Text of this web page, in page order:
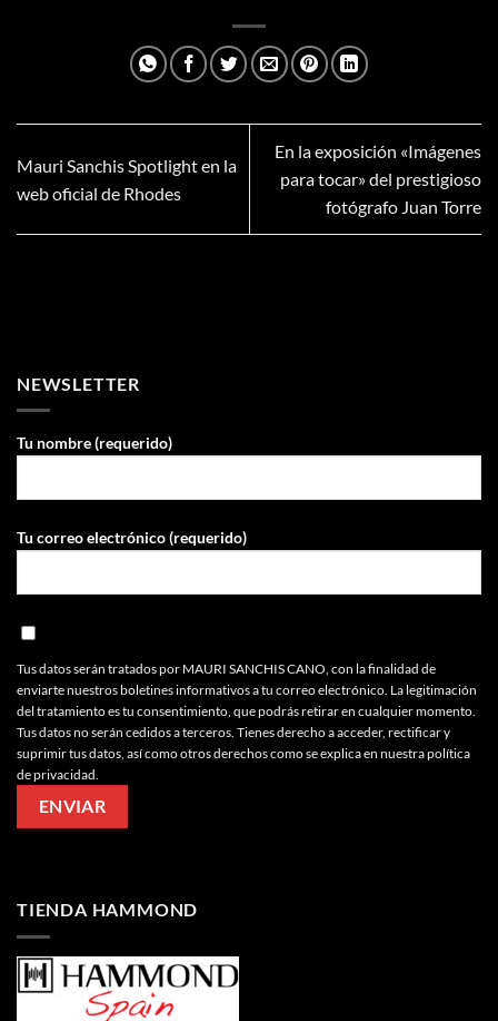
Mauri Sanchis Spotlight en la
web oficial de Rhodes
En la exposición «Imágenes
para tocar» del prestigioso
fotógrafo Juan Torre
NEWSLETTER
Tu nombre (requerido)
Tu correo electrónico (requerido)
Tus datos serán tratados por MAURI SANCHIS CANO, con la finalidad de
enviarte nuestros boletines informativos a tu correo electrónico. La legitimación
del tratamiento es tu consentimiento, que podrás retirar en cualquier momento.
Tus datos no serán cedidos a terceros. Tienes derecho a acceder, rectificar y
suprimir tus datos, así como otros derechos como se explica en nuestra política
de privacidad.
TIENDA HAMMOND